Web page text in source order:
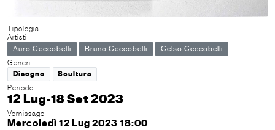
Tipologia
Artisti
Auro Ceccobelli
Bruno Ceccobelli
Celso Ceccobelli
Generi
Disegno
Scultura
Periodo
12 Lug-18 Set 2023
Vernissage
Mercoledì 12 Lug 2023 18:00